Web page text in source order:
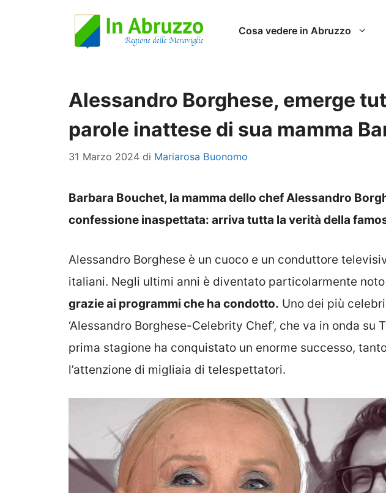
Cosa vedere in Abruzzo
Alessandro Borghese, emerge
parole inattese di sua mamma
31 Marzo 2024 di Mariarosa Buonomo
Barbara Bouchet, la mamma dello chef Alessandro
confessione inaspettata: arriva tutta la verità della
Alessandro Borghese è un cuoco e un conduttore
italiani. Negli ultimi anni è diventato particolarmente
grazie ai programmi che ha condotto. Uno dei più
‘Alessandro Borghese-Celebrity Chef’, che va in onda su
prima stagione ha conquistato un enorme successo,
l’attenzione di migliaia di telespettatori.